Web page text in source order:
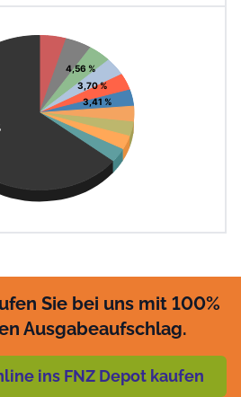
11 slices.
table, Chart
4,56 %
3,70 %
3,41 %
Sie bei uns mit 100%
Ausgabeaufschlag.
ins FNZ Depot kaufen